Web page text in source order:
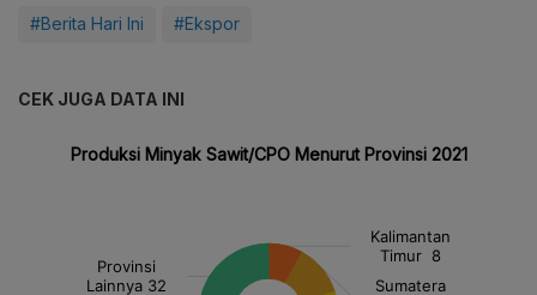
#Berita Hari Ini #Ekspor
CEK JUGA DATA INI